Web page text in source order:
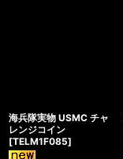
海兵隊実物 USMC チャ
レンジコイン
[TELM1F085]